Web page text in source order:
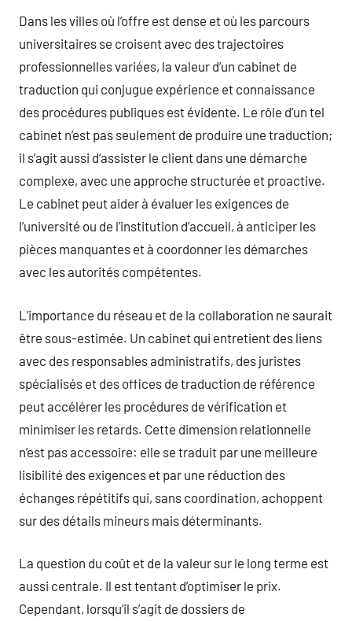
Dans les villes où l’offre est dense et où les parcours
universitaires se croisent avec des trajectoires
professionnelles variées, la valeur d’un cabinet de
traduction qui conjugue expérience et connaissance
des procédures publiques est évidente. Le rôle d’un tel
cabinet n’est pas seulement de produire une traduction;
il s’agit aussi d’assister le client dans une démarche
complexe, avec une approche structurée et proactive.
Le cabinet peut aider à évaluer les exigences de
l’université ou de l’institution d’accueil, à anticiper les
pièces manquantes et à coordonner les démarches
avec les autorités compétentes.
L’importance du réseau et de la collaboration ne saurait
être sous-estimée. Un cabinet qui entretient des liens
avec des responsables administratifs, des juristes
spécialisés et des offices de traduction de référence
peut accélérer les procédures de vérification et
minimiser les retards. Cette dimension relationnelle
n’est pas accessoire: elle se traduit par une meilleure
lisibilité des exigences et par une réduction des
échanges répétitifs qui, sans coordination, achoppent
sur des détails mineurs mais déterminants.
La question du coût et de la valeur sur le long terme est
aussi centrale. Il est tentant d’optimiser le prix.
Cependant, lorsqu’il s’agit de dossiers de